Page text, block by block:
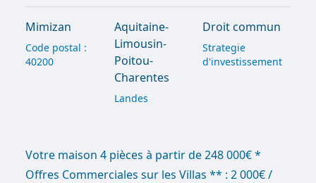
Mimizan
Code postal :
40200
Aquitaine-
Limousin-
Poitou-
Charentes
Landes
Droit commun
Strategie
d'investissement
Votre maison 4 pièces à partir de 248 000€ *
Offres Commerciales sur les Villas ** : 2 000€ /